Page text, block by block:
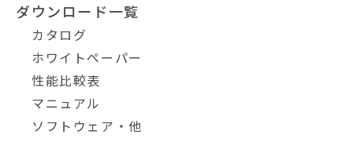
ダウンロード一覧
カタログ
ホワイトペーパー
性能比較表
マニュアル
ソフトウェア・他